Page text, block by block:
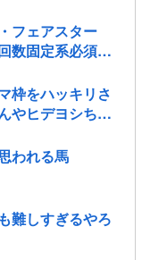
フェアスター
数固定系必須で
全に廃止するべ
枠をハッキリさ
やヒデヨシちゃ
はママではない
われる馬
難しすぎるやろ